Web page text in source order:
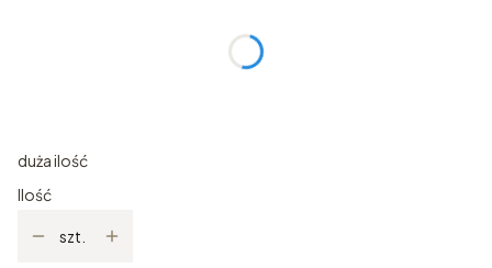
duża ilość
Ilość
szt.